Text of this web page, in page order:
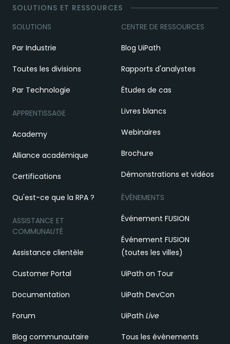
SOLUTIONS ET RESSOURCES
SOLUTIONS
Par Industrie
Toutes les divisions
Par Technologie
APPRENTISSAGE
Academy
Alliance académique
Certifications
Qu'est-ce que la RPA ?
ASSISTANCE ET
COMMUNAUTÉ
Assistance clientèle
Customer Portal
Documentation
Forum
Blog communautaire
CENTRE DE RESSOURCES
Blog UiPath
Rapports d'analystes
Études de cas
Livres blancs
Webinaires
Brochure
Démonstrations et vidéos
ÉVÉNEMENTS
Événement FUSION
Événement FUSION
(toutes les villes)
UiPath on Tour
UiPath DevCon
UiPath Live
Tous les évènements